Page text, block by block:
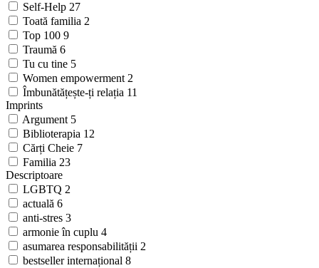
Self-Help 27
Toată familia 2
Top 100 9
Traumă 6
Tu cu tine 5
Women empowerment 2
Îmbunătățește-ți relația 11
Imprints
Argument 5
Biblioterapia 12
Cărți Cheie 7
Familia 23
Descriptoare
LGBTQ 2
actuală 6
anti-stres 3
armonie în cuplu 4
asumarea responsabilității 2
bestseller internațional 8